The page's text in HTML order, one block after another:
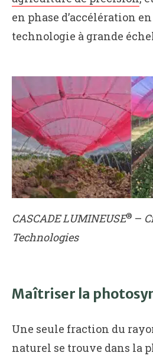
en phase d’accélération
technologie à grande
CASCADE LUMINEUSE® –
Technologies
Maîtriser la
Une seule fraction du
naturel se trouve dans la